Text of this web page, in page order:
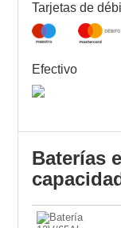
Tarjetas de
Efectivo
Baterías